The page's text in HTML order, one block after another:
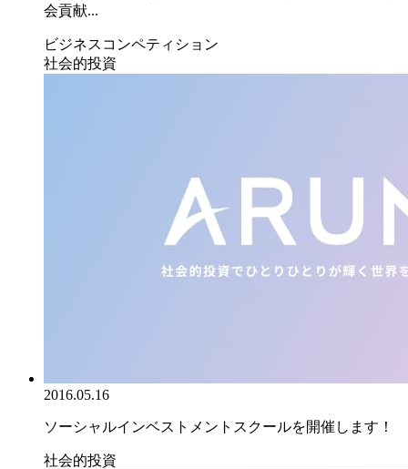
会貢献...
ビジネスコンペティション
社会的投資
2016.05.16
ソーシャルインベストメントスクールを開催します！
社会的投資